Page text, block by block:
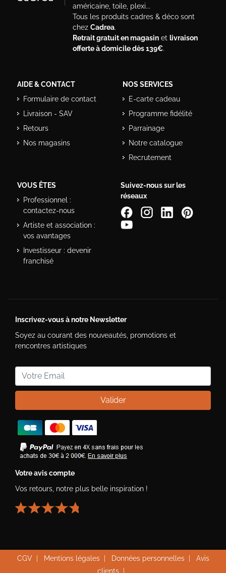
américaine, toile, plexi...
Tous les produits cadres & déco sont
chez Cadrea.
Retrait gratuit en magasinet livraison
offerte à domicile dès 139€.
AIDE & CONTACT
Formulaire de contact
Livraison - SAV
Retours
Nos magasins
NOS SERVICES
E-carte cadeau
Programme fidélité
Parrainage
Notre catalogue
Recrutement
VOUS ÊTES
Professionnel :
contactez-nous
Artiste et association :
vos avantages
Investisseur : devenir
franchisé
Suivez-nous sur les
réseaux
Inscrivez-vous à notre Newsletter
Soyez au courant des nouveautés, promotions et
rencontres artistiques
Valider
Votre avis compte
Vos retours, notre plus belle inspiration !
CGV| Mentions légales| Données personnelles| Avis
clients